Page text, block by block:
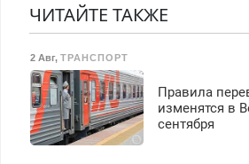
транспортной
безопасности с з/п до
гарантией. Все р-ны.
Срочно. Без выходных.
40%. Мастер со стажем.
ЧИТАЙТЕ ТАКЖЕ
2 Авг, ТРАНСПОРТ
Правила
изменятся в
сентября